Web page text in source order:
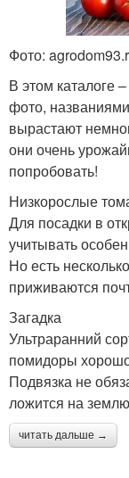
Фото:
В этом каталоге
фото,
вырастают
они очень
попробовать!
Низкорослые
Для посадки в
учитывать
Но есть
приживаются
Загадка
Ультраранний
помидоры
Подвязка не
ложится на
читать дальше →